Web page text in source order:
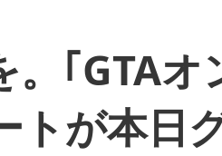
。｢GTA
トが本日